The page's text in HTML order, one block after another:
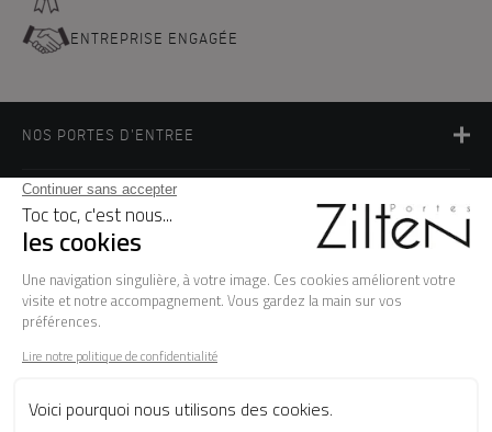
ENTREPRISE ENGAGÉE
NOS PORTES D'ENTREE
FAQ
Les garanties
Le SAV
Besoin d'informations ? Nos conseillers